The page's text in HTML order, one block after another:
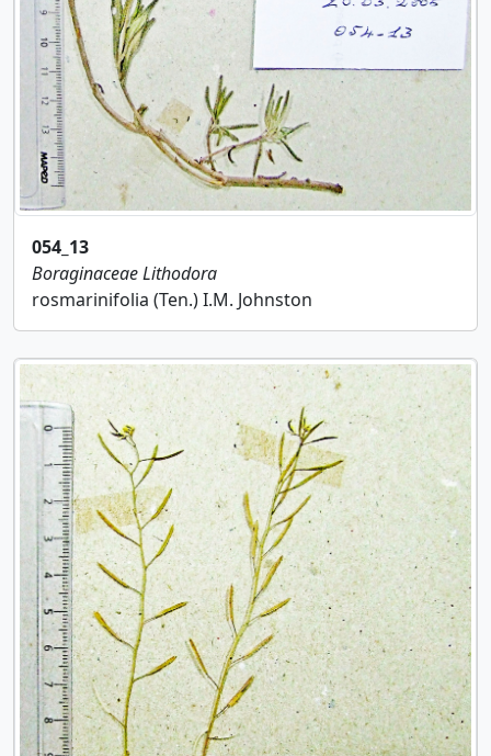
054_13
BoraginaceaeLithodora
rosmarinifolia (Ten.) I.M. Johnston